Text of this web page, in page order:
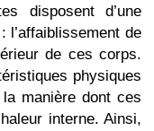
disposent d’une
l’affaiblissement de
de ces corps.
physiques
manière dont ces
interne. Ainsi,